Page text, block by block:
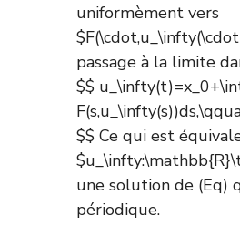
uniformèment vers
passage à la limite
$$
$$ Ce qui est
une solution de (Eq)
périodique.